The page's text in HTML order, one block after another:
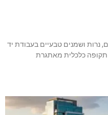
נרות ושמנים טבעיים בעבודת יד
תקופה כלכלית מאתגרת